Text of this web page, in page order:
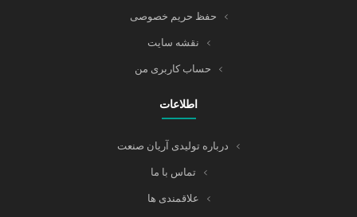
حفظ حریم خصوصی
نقشه سایت
حساب کاربری من
اطلاعات
درباره تولیدی آریان صنعت
تماس با ما
علاقمندی ها